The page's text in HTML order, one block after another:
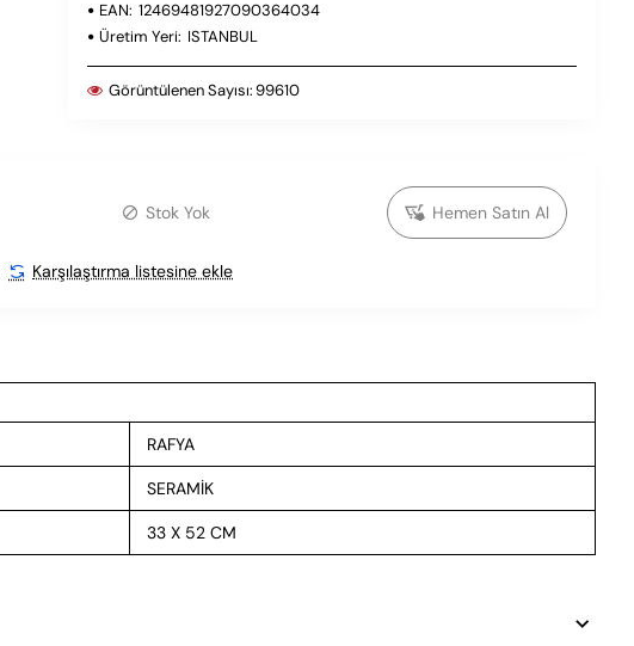
EAN: 12469481927090364034
Üretim Yeri: ISTANBUL
Görüntülenen Sayısı:99610
Stok Yok Hemen Satın Al
Karşılaştırma listesine ekle
RAFYA
SERAMİK
33 X 52 CM